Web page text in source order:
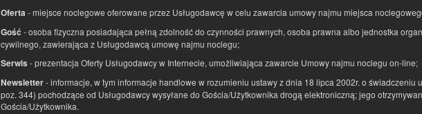
Oferta - miejsce noclegowe oferowane przez Usługodawcę w celu zawarcia umowy najmu miejsca
Gość - osoba fizyczna posiadająca pełną zdolność do czynności prawnych, osoba prawna albo jednostka
cywilnego, zawierająca z Usługodawcą umowę najmu noclegu;
Serwis - prezentacja Oferty Usługodawcy w Internecie, umożliwiająca zawarcie Umowy najmu noclegu on-line;
Newsletter- informacje, w tym informacje handlowe w rozumieniu ustawy z dnia 18 lipca 2002r. o świadczeniu
poz. 344) pochodzące od Usługodawcy wysyłane do Gościa/Użytkownika drogą elektroniczną; jego
Gościa/Użytkownika.
Apartamenty
Rezydencja
Dostępna liczba: 1
4 osoby
pow. 38,00 m2
1 łóżko podwójne (Double), 1 sofa